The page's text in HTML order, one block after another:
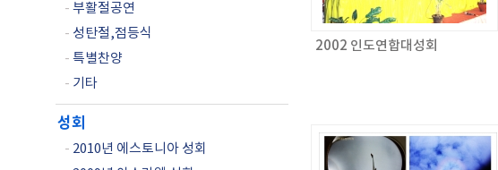
- 부활절공연
- 성탄절,점등식
- 특별찬양
- 기타
성회
- 2010년 에스토니아 성회
2002 인도연합대성회